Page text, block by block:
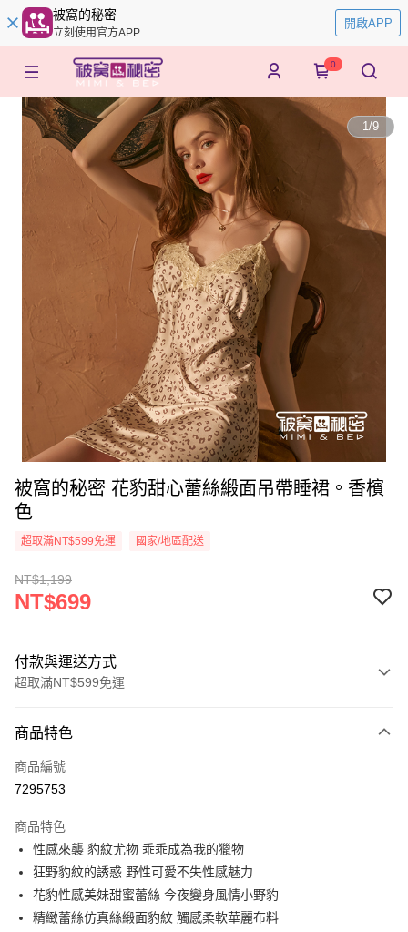
被窩的秘密
立刻使用官方APP
開啟APP
0
1/9
被窩的秘密 花豹甜心蕾絲緞面吊帶睡裙。香檳
色
超取滿NT$599免運 國家/地區配送
NT$1,199
NT$699
付款與運送方式
超取滿NT$599免運
信用卡一次付款
超商取貨付款
Apple Pay
街口支付
悠遊付
商品特色
商品編號
7295753
商品特色
性感來襲 豹紋尤物 乖乖成為我的獵物
狂野豹紋的誘惑 野性可愛不失性感魅力
花豹性感美妹甜蜜蕾絲 今夜變身風情小野豹
精緻蕾絲仿真絲緞面豹紋 觸感柔軟華麗布料